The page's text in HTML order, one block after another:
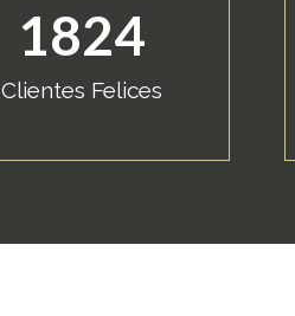
Clientes Felices
1824